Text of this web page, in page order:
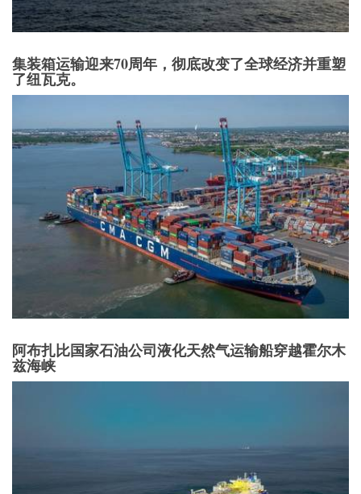
集装箱运输迎来70周年，彻底改变了全球经济并重塑
了纽瓦克。
阿布扎比国家石油公司液化天然气运输船穿越霍尔木
兹海峡